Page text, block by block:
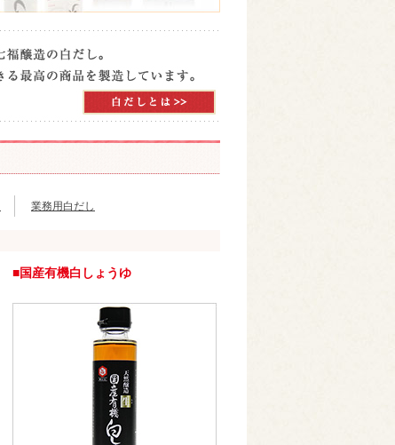
業務用白だし
■国産有機白しょうゆ